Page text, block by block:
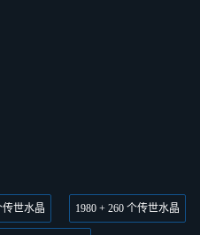
传世水晶 1980 + 260 个传世水晶